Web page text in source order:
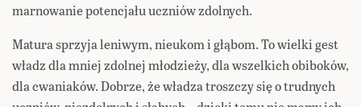
marnowanie potencjału uczniów zdolnych.
Matura sprzyja leniwym, nieukom i głąbom. To wielki gest
władz dla mniej zdolnej młodzieży, dla wszelkich obiboków,
dla cwaniaków. Dobrze, że władza troszczy się o trudnych